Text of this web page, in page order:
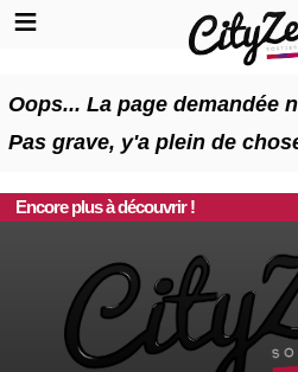
Oops... La page demandée
Pas grave, y'a plein de
Encore plus à découvrir !